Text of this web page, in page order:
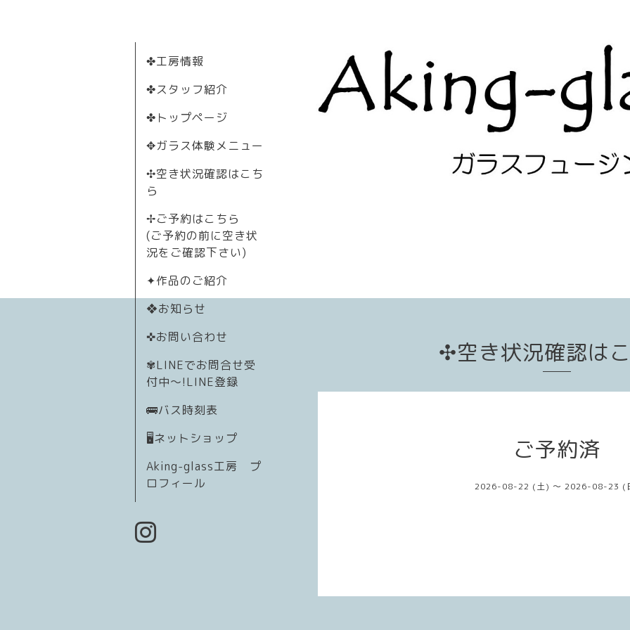
✤工房情報
✤スタッフ紹介
✤トップページ
✥ガラス体験メニュー
✣空き状況確認はこち
ら
✢ご予約はこちら
(ご予約の前に空き状
況をご確認下さい)
✦作品のご紹介
❖お知らせ
✜お問い合わせ
✾LINEでお問合せ受
付中〜!LINE登録
🚌バス時刻表
🖥️ネットショップ
Aking-glass工房 プ
ロフィール
✣空き状況確認は
ご予約済
2026-08-22 (土) ～ 2026-08-23 (